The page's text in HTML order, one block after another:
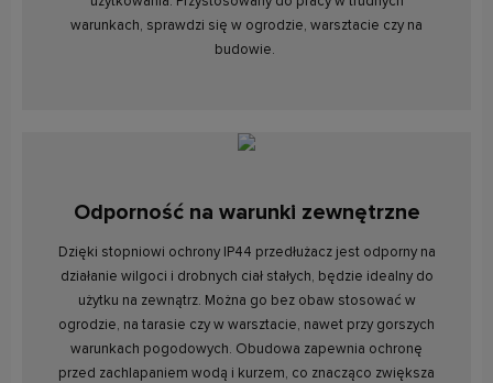
warunkach, sprawdzi się w ogrodzie, warsztacie czy na
budowie.
Odporność na warunki zewnętrzne
Dzięki stopniowi ochrony IP44 przedłużacz jest odporny na
działanie wilgoci i drobnych ciał stałych, będzie idealny do
użytku na zewnątrz. Można go bez obaw stosować w
ogrodzie, na tarasie czy w warsztacie, nawet przy gorszych
warunkach pogodowych. Obudowa zapewnia ochronę
przed zachlapaniem wodą i kurzem, co znacząco zwiększa